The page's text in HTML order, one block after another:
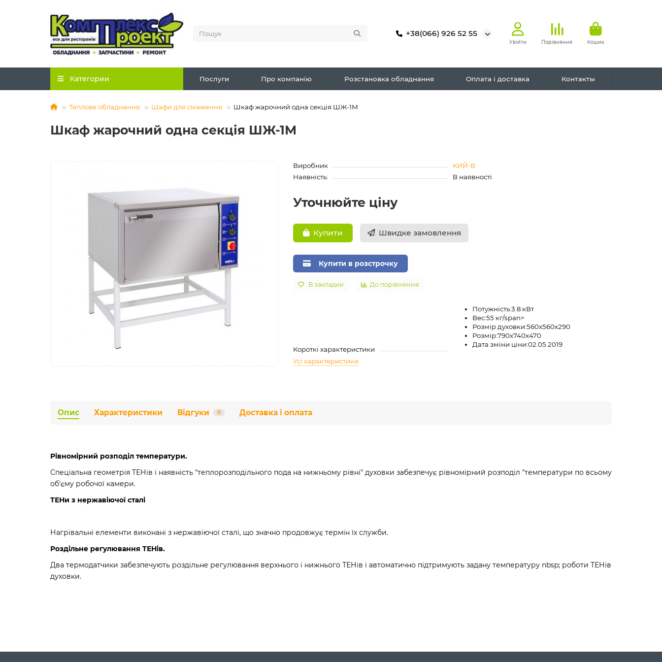
+38(066) 926 52 55
Увійти Порівняння Кошик
Категории Послуги Про компанію Розстановка обладнання Оплата і доставка Контакты
Теплове обладнання Шафи для смаження Шкаф жарочний одна секція ШЖ-1М
Шкаф жарочний одна секція ШЖ-1М
Виробник
КИЙ-В
Наявність:
В наявності
Уточнюйте ціну
Купити Швидке замовлення
Купити в розстрочку
В закладки До порівняння
Короткі характеристики
Потужність:3.8 кВт
Вес:55 кг/span>
Розмір духовки:560х560х290
Розмір:790х740х470
Дата зміни ціни:02.05.2019
Усі характеристики
Опис Характеристики Відгуки 0 Доставка і оплата
Рівномірний розподіл температури.
Спеціальна геометрія ТЕНів і наявність "теплорозподільного пода на нижньому рівні" духовки забезпечує рівномірний розподіл "температури по всьому
об'єму робочої камери.
ТЕНи з нержавіючої сталі
Нагрівальні елементи виконані з нержавіючої сталі, що значно продовжує термін їх служби.
Роздільне регулювання ТЕНів.
Два термодатчики забезпечують роздільне регулювання верхнього і нижнього ТЕНів і автоматично підтримують задану температуру nbsp; роботи ТЕНів
духовки.